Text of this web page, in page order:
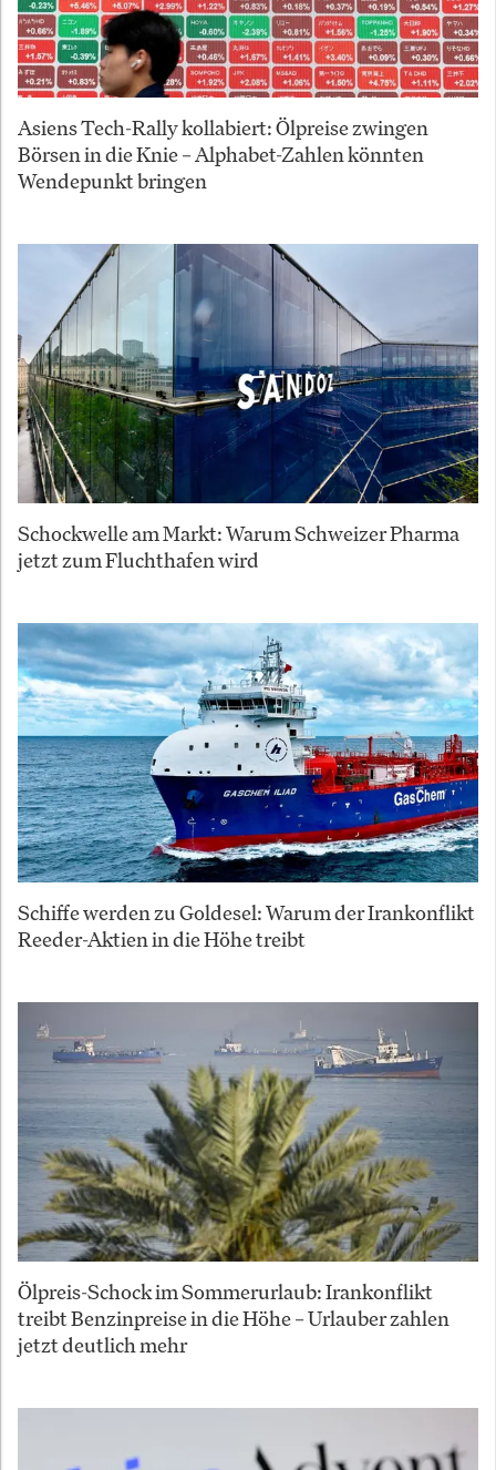
Asiens Tech-Rally kollabiert: Ölpreise zwingen
Börsen in die Knie – Alphabet-Zahlen könnten
Wendepunkt bringen
Schockwelle am Markt: Warum Schweizer Pharma
jetzt zum Fluchthafen wird
Schiffe werden zu Goldesel: Warum der Irankonflikt
Reeder-Aktien in die Höhe treibt
Ölpreis-Schock im Sommerurlaub: Irankonflikt
treibt Benzinpreise in die Höhe – Urlauber zahlen
jetzt deutlich mehr